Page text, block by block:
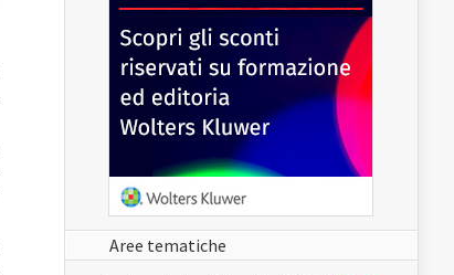
Aree tematiche